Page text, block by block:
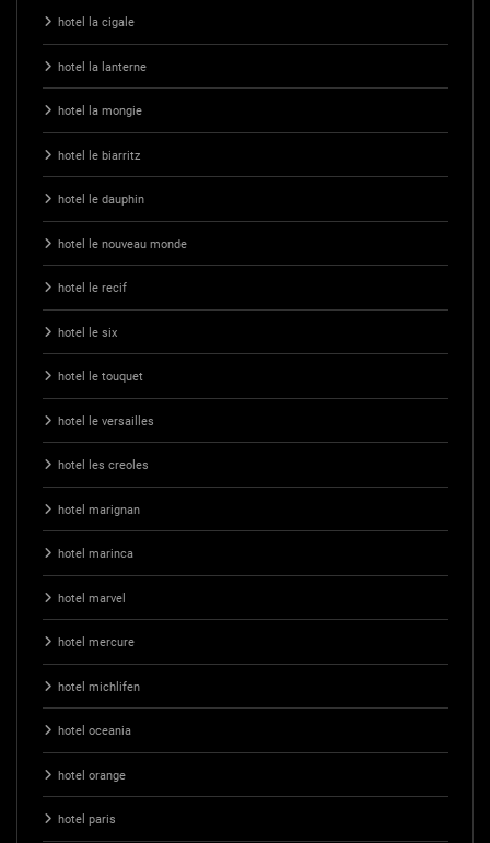
hotel la cigale
hotel la lanterne
hotel la mongie
hotel le biarritz
hotel le dauphin
hotel le nouveau monde
hotel le recif
hotel le six
hotel le touquet
hotel le versailles
hotel les creoles
hotel marignan
hotel marinca
hotel marvel
hotel mercure
hotel michlifen
hotel oceania
hotel orange
hotel paris